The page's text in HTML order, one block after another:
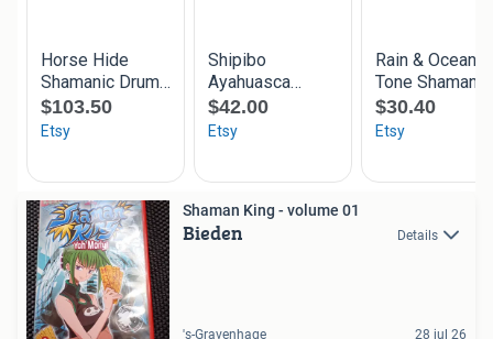
Shaman King - volume 01
Bieden Details
's-Gravenhage 28 jul 26